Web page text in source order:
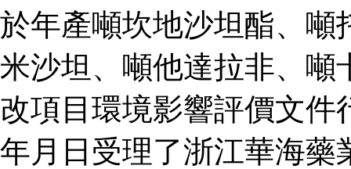
於年產噸坎地沙坦酯、噸
米沙坦、噸他達拉非、噸
改項目環境影響評價文件
年月日受理了浙江華海藥